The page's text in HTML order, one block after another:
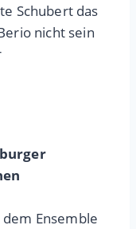
Schubert das
nicht sein
Ensemble